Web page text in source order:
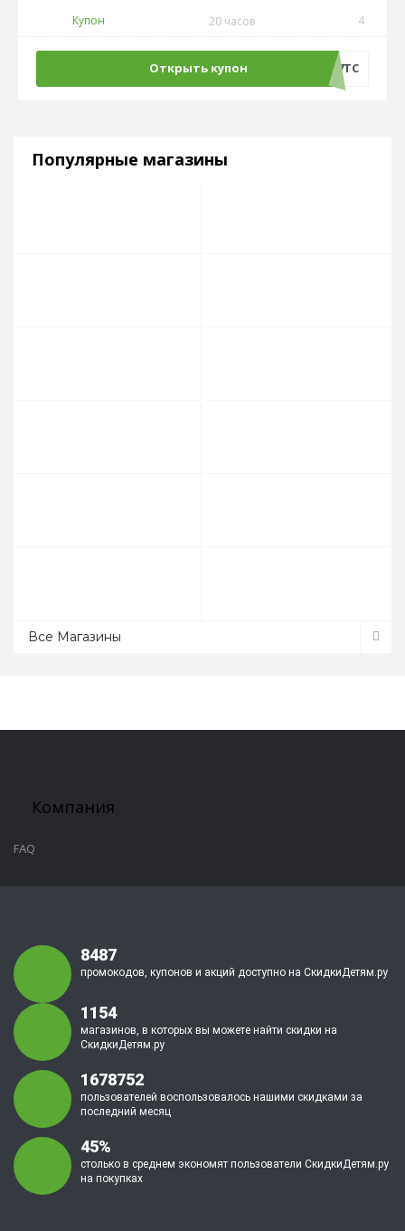
Купон 20 часов 4
Открыть купон AT17TC
Популярные магазины
Все Магазины
Компания
FAQ
8487
промокодов, купонов и акций доступно на СкидкиДетям.ру
1154
магазинов, в которых вы можете найти скидки на
СкидкиДетям.ру
1678752
пользователей воспользовалось нашими скидками за
последний месяц
45%
столько в среднем экономят пользователи СкидкиДетям.ру
на покупках